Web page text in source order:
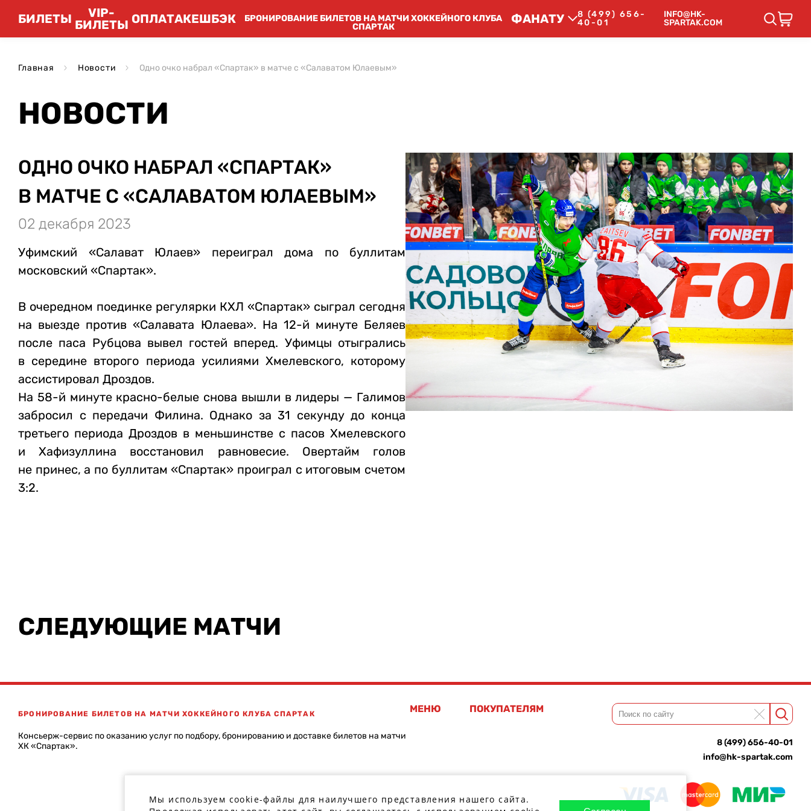
Мы используем cookie-файлы для наилучшего представления нашего сайта.
БИЛЕТЫ
VIP-
БИЛЕТЫ ОПЛАТАКЕШБЭК
БРОНИРОВАНИЕ БИЛЕТОВ НА МАТЧИ ХОККЕЙНОГО КЛУБА
СПАРТАК
ФАНАТУ
8 (499) 656-
40-01
INFO@HK-
SPARTAK.COM
Главная Новости Одно очко набрал «Спартак» в матче с «Салаватом Юлаевым»
НОВОСТИ
ОДНО ОЧКО НАБРАЛ «СПАРТАК»
В МАТЧЕ С «САЛАВАТОМ ЮЛАЕВЫМ»
02 декабря 2023
Уфимский «Салават Юлаев» переиграл дома по буллитам
московский «Спартак».
В очередном поединке регулярки КХЛ «Спартак» сыграл сегодня
на выезде против «Салавата Юлаева». На 12-й минуте Беляев
после паса Рубцова вывел гостей вперед. Уфимцы отыгрались
в середине второго периода усилиями Хмелевского, которому
ассистировал Дроздов.
На 58-й минуте красно-белые снова вышли в лидеры — Галимов
забросил с передачи Филина. Однако за 31 секунду до конца
третьего периода Дроздов в меньшинстве с пасов Хмелевского
и Хафизуллина восстановил равновесие. Овертайм голов
не принес, а по буллитам «Спартак» проиграл с итоговым счетом
3:2.
СЛЕДУЮЩИЕ МАТЧИ
БРОНИРОВАНИЕ БИЛЕТОВ НА МАТЧИ ХОККЕЙНОГО КЛУБА СПАРТАК
Консьерж-сервис по оказанию услуг по подбору, бронированию и доставке билетов на матчи
ХК «Спартак».
МЕНЮ ПОКУПАТЕЛЯМ
8 (499) 656-40-01
info@hk-spartak.com